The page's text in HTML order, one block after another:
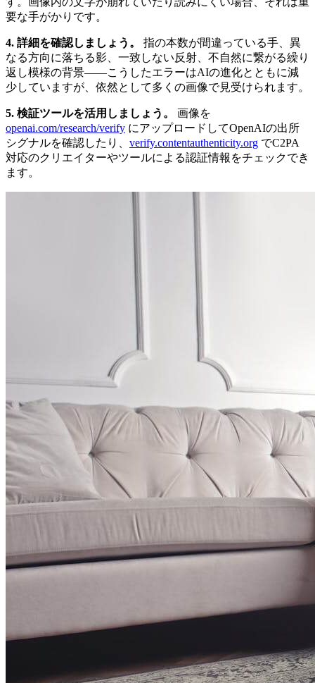
要な手がかりです。
4. 詳細を確認しましょう。
指の本数が間違っている手、異
なる方向に落ちる影、一致しない反射、不自然に繋がる繰り
返し模様の背景——こうしたエラーはAIの進化とともに減
少していますが、依然として多くの画像で見受けられます。
5. 検証ツールを活用しましょう。
画像を
openai.com/research/verify にアップロードしてOpenAIの出所
シグナルを確認したり、 verify.contentauthenticity.org でC2PA
対応のクリエイターやツールによる認証情報をチェックでき
ます。